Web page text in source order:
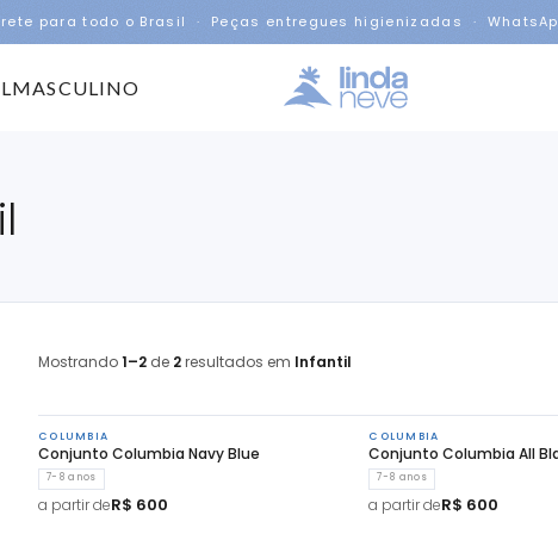
para todo o Brasil · Peças entregues higienizadas ·
MASCULINO
Mostrando1–2 de 2resultados em Infantil
COLUMBIA
Conjunto Columbia Navy Blue
7-8 anos
a partir deR$ 600
COLUMBIA
Conjunto Columbia All
7-8 anos
a partir deR$ 600